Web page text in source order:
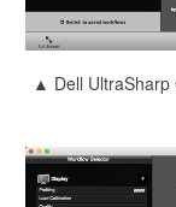
▲ Dell UltraSharp